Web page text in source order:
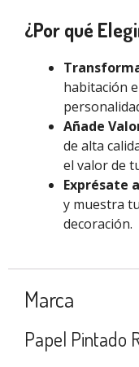
¿Por qué
habitación
Añade
de alta
el valor de
Exprésate
y muestra
decoración.
Marca
Papel Pintado